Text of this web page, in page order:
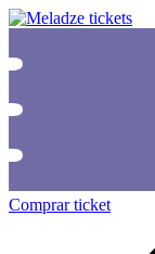
Comprar ticket